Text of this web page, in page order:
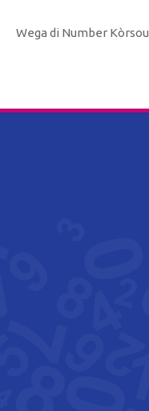
Wega di Number Kòrsou